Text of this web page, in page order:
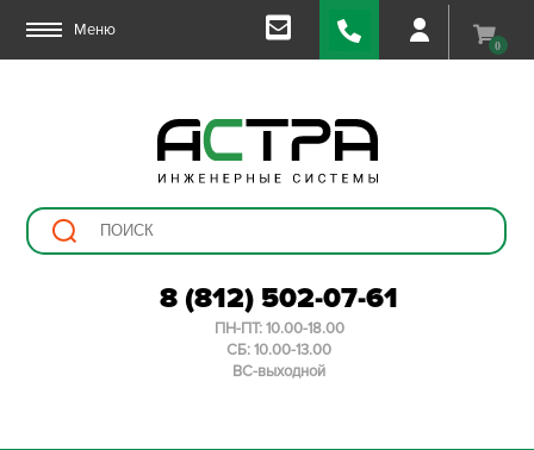
Меню
0
8 (812) 502-07-61
ПН-ПТ: 10.00-18.00
СБ: 10.00-13.00
ВС-выходной